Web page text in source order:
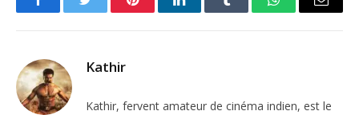
FacebookTwitter PinterestLinkedInTumblr WhatsAppEmail
Kathir
Kathir, fervent amateur de cinéma indien, est le